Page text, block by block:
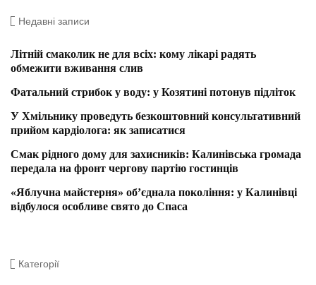
Недавні записи
Літній смаколик не для всіх: кому лікарі радять
обмежити вживання слив
Фатальний стрибок у воду: у Козятині потонув підліток
У Хмільнику проведуть безкоштовний консультативний
прийом кардіолога: як записатися
Смак рідного дому для захисників: Калинівська громада
передала на фронт чергову партію гостинців
«Яблучна майстерня» об’єднала покоління: у Калинівці
відбулося особливе свято до Спаса
Категорії